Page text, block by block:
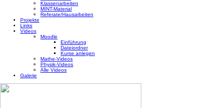
Klassenarbeiten
MINT-Material
Referate/Hausarbeiten
Projekte
Links
Videos
Moodle
Einführung
Dateiordner
Kurse anlegen
Mathe-Videos
Physik-Videos
Alle Videos
Galerie